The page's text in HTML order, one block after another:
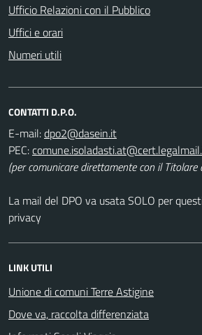
Ufficio Relazioni con il Pubblico
Uffici e orari
Numeri utili
CONTATTI D.P.O.
E-mail:
PEC:
(per comunicare direttamente con il
La mail del DPO va usata SOLO per
privacy
LINK UTILI
Unione di comuni Terre Astigine
Dove va, raccolta differenziata